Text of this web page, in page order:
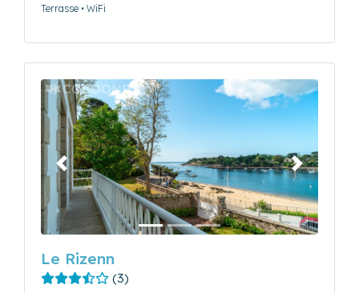
Terrasse • WiFi
Précédent Suivant
Le Rizenn
(3)